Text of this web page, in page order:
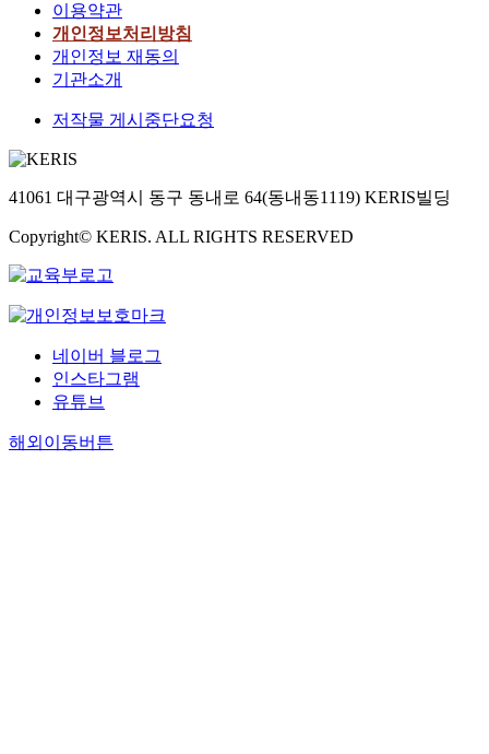
이용약관
개인정보처리방침
개인정보 재동의
기관소개
저작물 게시중단요청
41061 대구광역시 동구 동내로 64(동내동1119) KERIS빌딩
Copyright© KERIS. ALL RIGHTS RESERVED
네이버 블로그
인스타그램
유튜브
해외이동버튼